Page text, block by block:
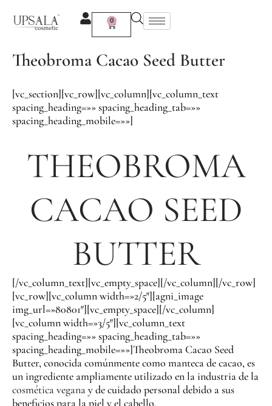
contenido
0
Carrito
Theobroma Cacao Seed Butter
[vc_section][vc_row][vc_column][vc_column_text
spacing_heading=»» spacing_heading_tab=»»
spacing_heading_mobile=»»]
THEOBROMA
CACAO SEED
BUTTER
[/vc_column_text][vc_empty_space][/vc_column][/vc_row]
[vc_row][vc_column width=»2/5″][agni_image
img_url=»80801″][vc_empty_space][/vc_column]
[vc_column width=»3/5″][vc_column_text
spacing_heading=»» spacing_heading_tab=»»
spacing_heading_mobile=»»]Theobroma Cacao Seed
Butter, conocida comúnmente como manteca de cacao, es
un ingrediente ampliamente utilizado en la industria de la
cosmética veganay de cuidado personal debido a sus
beneficios para la piel y el cabello.